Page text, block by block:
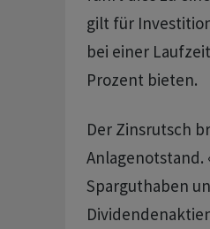
gilt für
bei einer
Prozent bieten.
Der Zinsrutsch
Anlagenotstand.
Sparguthaben